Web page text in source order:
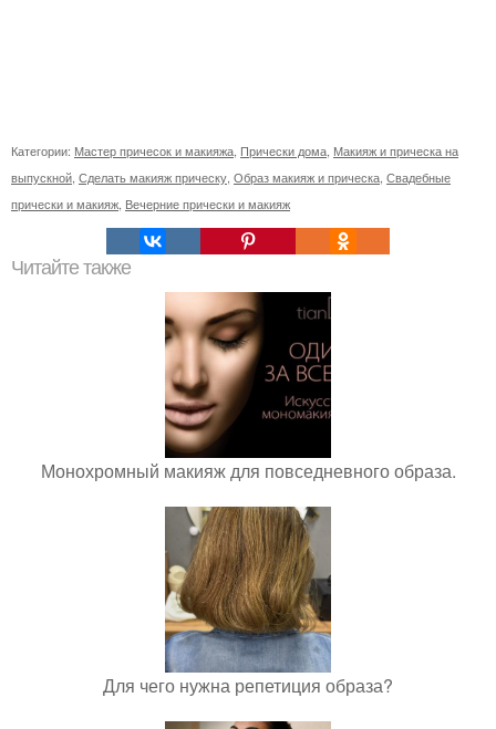
Категории: Мастер причесок и макияжа Прически дома Макияж и прическа на
выпускной Сделать макияж прическу Образ макияж и прическа Свадебные
прически и макияж Вечерние прически и макияж
Читайте также
Монохромный макияж для повседневного образа.
Для чего нужна репетиция образа?